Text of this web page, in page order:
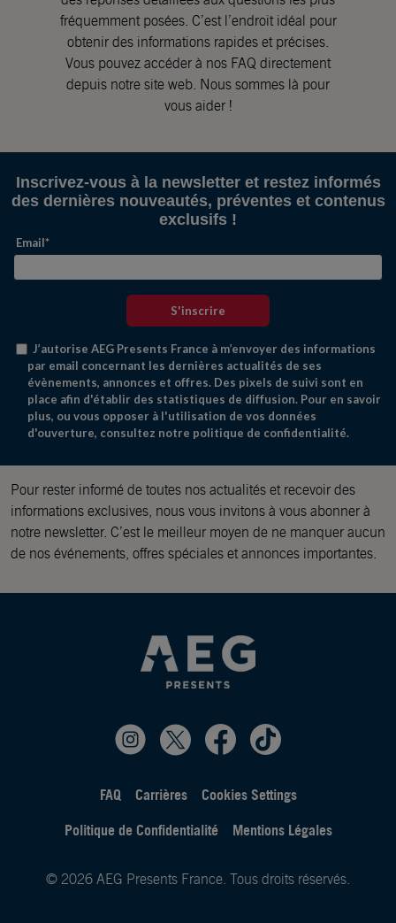
fréquemment posées. C’est l’endroit idéal pour
obtenir des informations rapides et précises.
Vous pouvez accéder à nos FAQ directement
depuis notre site web. Nous sommes là pour
vous aider !
Pour rester informé de toutes nos actualités et recevoir des
informations exclusives, nous vous invitons à vous abonner à
notre newsletter. C’est le meilleur moyen de ne manquer aucun
de nos événements, offres spéciales et annonces importantes.
FAQ Carrières
Cookies Settings
Politique de Confidentialité
Mentions Légales
© 2026 AEG Presents France. Tous droits réservés.